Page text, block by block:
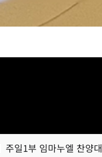
주일1부 임마누엘 찬양대